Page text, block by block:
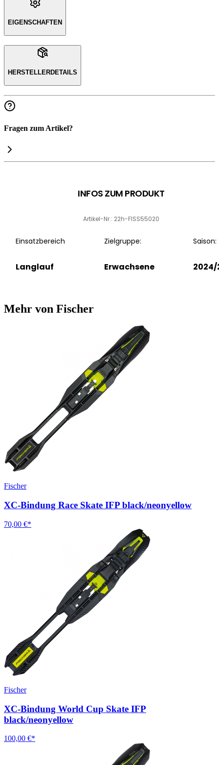
EIGENSCHAFTEN
HERSTELLERDETAILS
Fragen zum Artikel?
INFOS ZUM PRODUKT
Artikel-Nr.: 22h-FISS55020
Einsatzbereich
Langlauf
Zielgruppe:
Erwachsene
Saison:
2024/
Mehr von Fischer
Fischer
XC-Bindung Race Skate IFP black/neonyellow
70,00 €*
Fischer
XC-Bindung World Cup Skate IFP
black/neonyellow
100,00 €*